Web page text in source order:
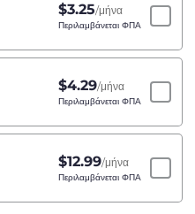
$3.25/μήνα
Περιλαμβάνεται ΦΠΑ
$4.29/μήνα
Περιλαμβάνεται ΦΠΑ
$12.99/μήνα
Περιλαμβάνεται ΦΠΑ